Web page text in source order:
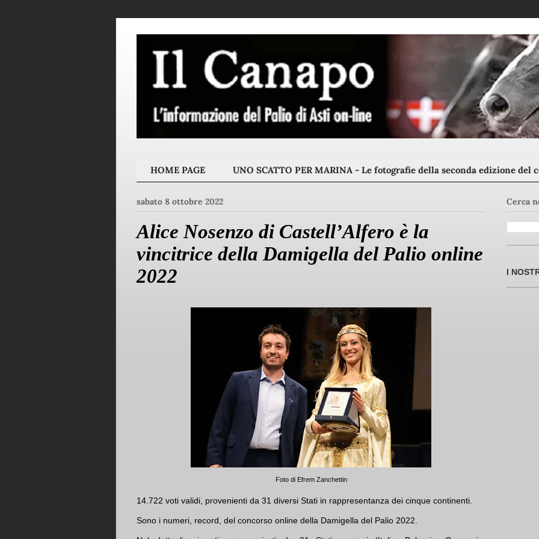
HOME PAGE UNO SCATTO PER MARINA - Le fotografie della seconda edizione del
sabato 8 ottobre 2022
Alice Nosenzo di Castell’Alfero è la
vincitrice della Damigella del Palio online
2022
Foto di Efrem Zanchettin
14.722 voti validi, provenienti da 31 diversi Stati in rappresentanza dei cinque continenti.
Sono i numeri, record, del concorso online della Damigella del Palio 2022.
Cerca
I